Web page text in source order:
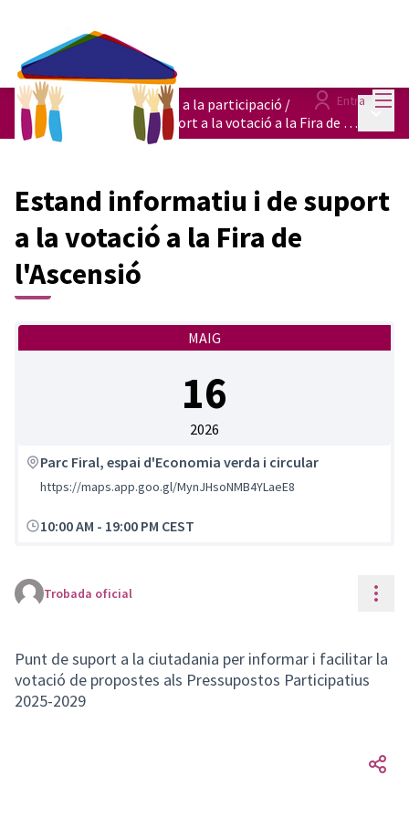
Entra
Punts itinerants de suport a la participació /
Estand informatiu i de suport a la votació a la Fira de l'Ascensió
Estand informatiu i de suport
a la votació a la Fira de
l'Ascensió
MAIG
16
2026
Parc Firal, espai d'Economia verda i circular
https://maps.app.goo.gl/MynJHsoNMB4YLaeE8
10:00 AM - 19:00 PM CEST
Trobada oficial
Punt de suport a la ciutadania per informar i facilitar la
votació de propostes als Pressupostos Participatius
2025-2029